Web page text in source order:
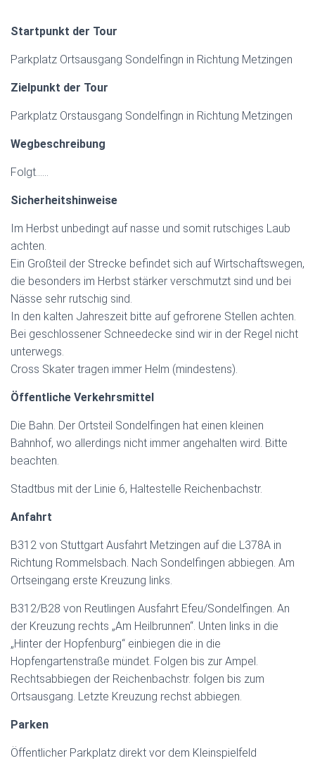
Startpunkt der Tour
Parkplatz Ortsausgang Sondelfingn in Richtung Metzingen
Zielpunkt der Tour
Parkplatz Orstausgang Sondelfingn in Richtung Metzingen
Wegbeschreibung
Folgt……
Sicherheitshinweise
Im Herbst unbedingt auf nasse und somit rutschiges Laub
achten.
Ein Großteil der Strecke befindet sich auf Wirtschaftswegen,
die besonders im Herbst stärker verschmutzt sind und bei
Nässe sehr rutschig sind.
In den kalten Jahreszeit bitte auf gefrorene Stellen achten.
Bei geschlossener Schneedecke sind wir in der Regel nicht
unterwegs.
Cross Skater tragen immer Helm (mindestens).
Öffentliche Verkehrsmittel
Die Bahn. Der Ortsteil Sondelfingen hat einen kleinen
Bahnhof, wo allerdings nicht immer angehalten wird. Bitte
beachten.
Stadtbus mit der Linie 6, Haltestelle Reichenbachstr.
Anfahrt
B312 von Stuttgart Ausfahrt Metzingen auf die L378A in
Richtung Rommelsbach. Nach Sondelfingen abbiegen. Am
Ortseingang erste Kreuzung links.
B312/B28 von Reutlingen Ausfahrt Efeu/Sondelfingen. An
der Kreuzung rechts „Am Heilbrunnen“. Unten links in die
„Hinter der Hopfenburg“ einbiegen die in die
Hopfengartenstraße mündet. Folgen bis zur Ampel.
Rechtsabbiegen der Reichenbachstr. folgen bis zum
Ortsausgang. Letzte Kreuzung rechst abbiegen.
Parken
Öffentlicher Parkplatz direkt vor dem Kleinspielfeld